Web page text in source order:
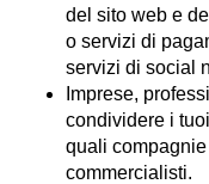
del sito web e
o servizi di
servizi di social
Imprese,
condividere i
quali
commercialisti.